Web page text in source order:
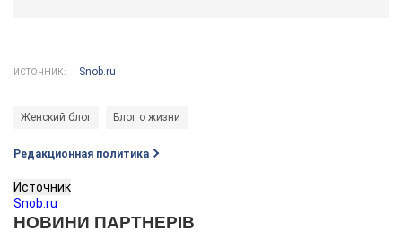
ИСТОЧНИК: Snob.ru
Женский блог Блог о жизни
Редакционная политика
Источник
Snob.ru